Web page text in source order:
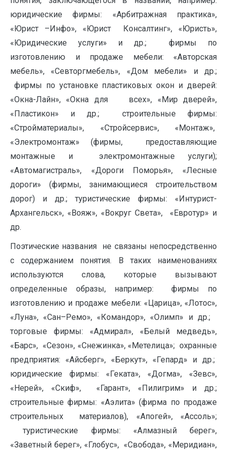
юридические фирмы: «Арбитражная практика»,
«Юрист –Инфо», «Юрист Консалтинг», «Юристь»,
«Юридические услуги» и др.; фирмы по
изготовлению и продаже мебели: «Авторская
мебель», «Севторгмебель», «Дом мебели» и др.;
фирмы по установке пластиковых окон и дверей:
«Окна-Лайн», «Окна для всех», «Мир дверей»,
«Пластикон» и др.; строительные фирмы:
«Стройматериалы», «Стройсервис», «Монтаж»,
«Электромонтаж» (фирмы, предоставляющие
монтажные и электромонтажные услуги);
«Автомагистраль», «Дороги Поморья», «Лесные
дороги» (фирмы, занимающиеся строительством
дорог) и др.; туристические фирмы: «Интурист-
Архангельск», «Вояж», «Вокруг Света», «Евротур» и
др.
Поэтические названия не связаны непосредственно
с содержанием понятия. В таких наименованиях
используются слова, которые вызывают
определенные образы, например: фирмы по
изготовлению и продаже мебели: «Царица», «Лотос»,
«Луна», «Сан–Ремо», «Командор», «Олимп» и др.;
торговые фирмы: «Адмирал», «Белый медведь»,
«Барс», «Сезон», «Снежинка», «Метелица»; охранные
предприятия: «Айсберг», «Беркут», «Гепард» и др.;
юридические фирмы: «Геката», «Догма», «Зевс»,
«Нерей», «Скиф», «Гарант», «Пилигрим» и др.;
строительные фирмы: «Аэлита» (фирма по продаже
строительных материалов), «Апогей», «Ассоль»;
туристические фирмы: «Алмазный берег»,
«Заветный берег», «Глобус», «Свобода», «Меридиан»,